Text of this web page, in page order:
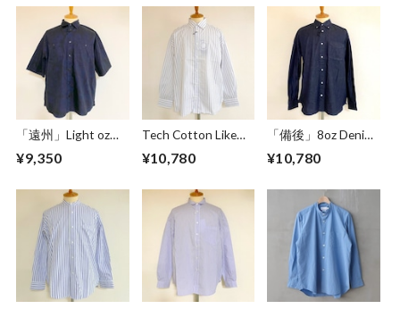
「遠州」Light oz
Overdye Poplin W-
Pocket Half Sleeve
Botanical Deep
Navy
¥9,350
Tech Cotton Like
Stripe BD BOX-A
Line Shirts Ivory
¥10,780
「備後」8oz Denim
BD BOX-A Line
Shirts Dark Indigo
¥10,780